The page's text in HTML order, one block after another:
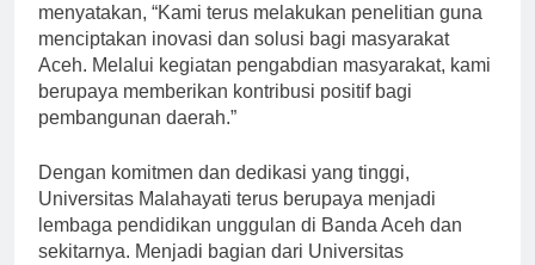
menyatakan, “Kami terus melakukan penelitian guna
menciptakan inovasi dan solusi bagi masyarakat
Aceh. Melalui kegiatan pengabdian masyarakat, kami
berupaya memberikan kontribusi positif bagi
pembangunan daerah.”
Dengan komitmen dan dedikasi yang tinggi,
Universitas Malahayati terus berupaya menjadi
lembaga pendidikan unggulan di Banda Aceh dan
sekitarnya. Menjadi bagian dari Universitas